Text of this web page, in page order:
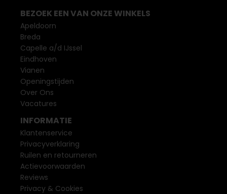
BEZOEK EEN VAN ONZE WINKELS
Apeldoorn
Breda
Capelle a/d IJssel
Eindhoven
Vianen
Openingstijden
Over Ons
Vacatures
INFORMATIE
Klantenservice
Privacyverklaring
Ruilen en retourneren
Actievoorwaarden
Reviews
Privacy & Cookies